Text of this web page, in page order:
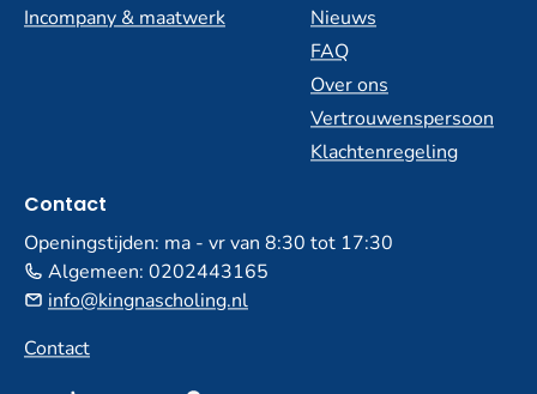
Incompany & maatwerk
Nieuws
FAQ
Over ons
Vertrouwenspersoon
Klachtenregeling
Contact
Openingstijden: ma - vr van 8:30 tot 17:30
Algemeen: 0202443165
info@kingnascholing.nl
Contact